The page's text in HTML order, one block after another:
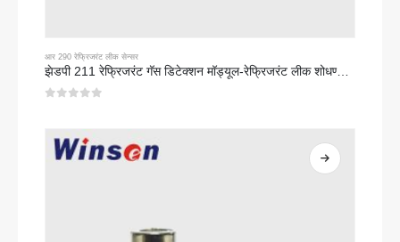
आर 290 रेफ्रिजरंट लीक सेन्सर
झेडपी 211 रेफ्रिजरंट गॅस डिटेक्शन मॉड्यूल-रेफ्रिजरंट लीक शोधण्यासाठी उच्च-संवेदनशीलता सेन्सर